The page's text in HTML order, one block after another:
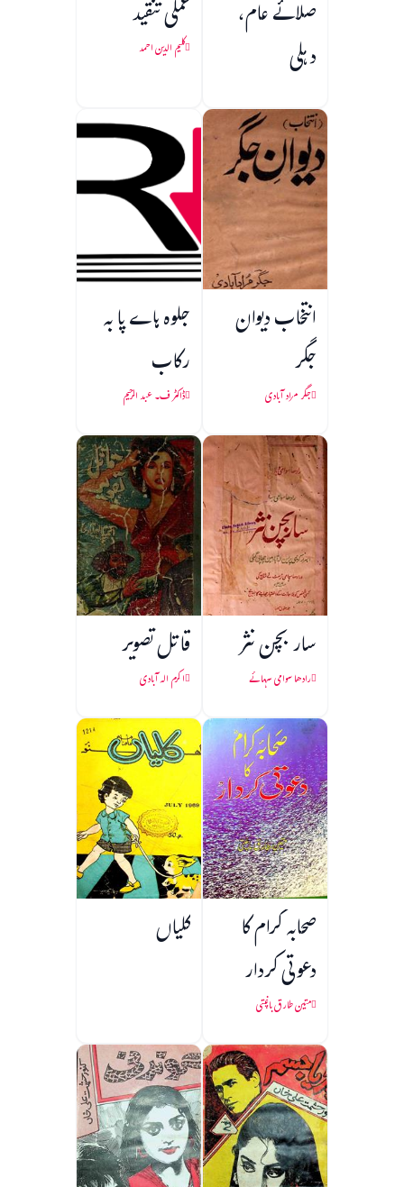
صلائے عام،
دہلی
عملی تنقید
کلیم الدین احمد
انتخاب دیوان
جگر
جگر مراد آبادی
جلوہ ہاے پا به
رکاب
ڈاکٹر ف۔ عبد الرحیم
سار بچن نثر
رادھا سوامی سہائے
قاتل تصویر
اکرم الہ آبادی
صحابہ کرام کا
دعوتی کردار
متین طارق باغپتی
کلیاں